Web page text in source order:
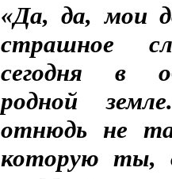
«Да, да, мои
страшное
сегодня в
родной
отнюдь не
которую ты,